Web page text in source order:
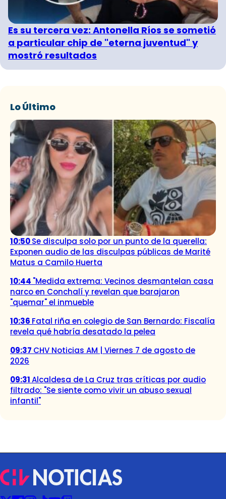
Es su tercera vez: Antonella Ríos se sometió
a particular chip de "eterna juventud" y
mostró resultados
Lo Último
10:50Se disculpa solo por un punto de la querella:
Exponen audio de las disculpas públicas de Marité
Matus a Camilo Huerta
10:44 "Medida extrema: Vecinos desmantelan casa
narco en Conchalí y revelan que barajaron
"quemar" el inmueble
10:36 Fatal riña en colegio de San Bernardo: Fiscalía
revela qué habría desatado la pelea
09:37 CHV Noticias AM | Viernes 7 de agosto de
2026
09:31Alcaldesa de La Cruz tras críticas por audio
filtrado: "Se siente como vivir un abuso sexual
infantil"